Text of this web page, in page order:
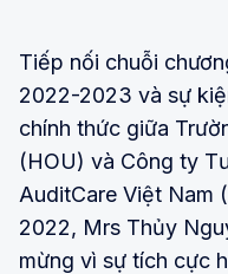
Tiếp nối chuỗi
2022-2023 và sự
chính thức giữa
(HOU) và Công ty
AuditCare Việt Nam
2022, Mrs Thủy
mừng vì sự tích cực